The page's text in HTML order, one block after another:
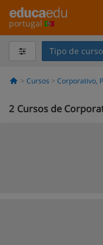
portugal
Tipo de
Cursos Corporativo,
2 Cursos de